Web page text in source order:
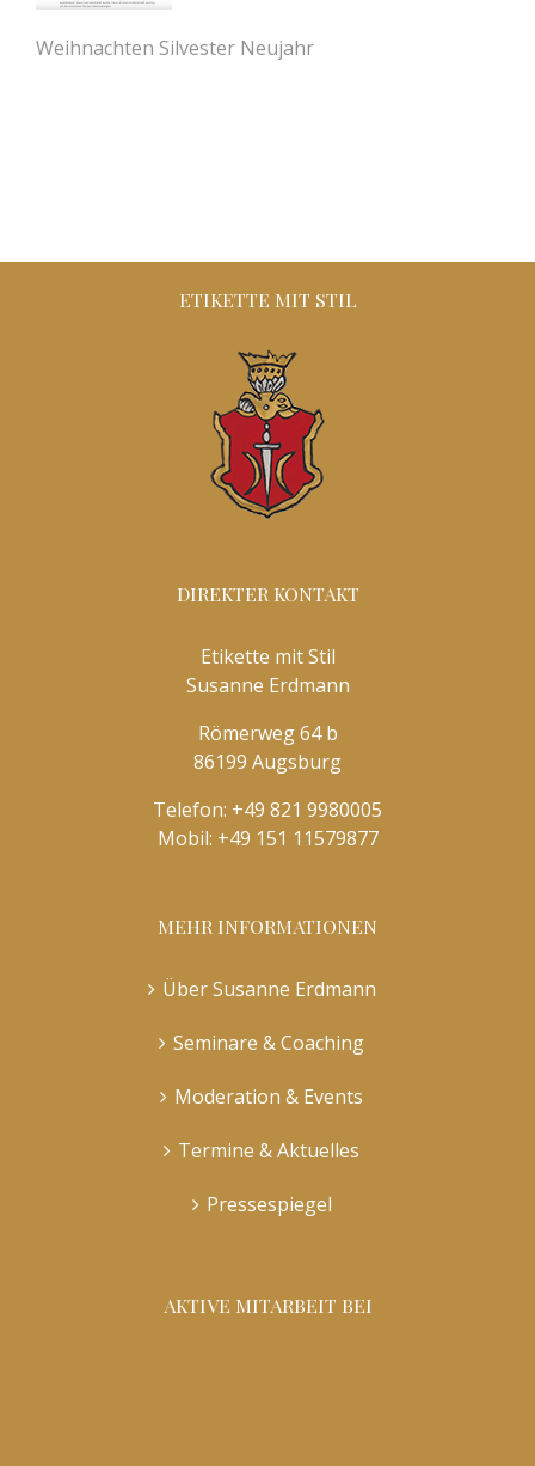
Weihnachten Silvester Neujahr
ETIKETTE MIT STIL
DIREKTER KONTAKT
Etikette mit Stil
Susanne Erdmann
Römerweg 64 b
86199 Augsburg
Telefon: +49 821 9980005
Mobil: +49 151 11579877
MEHR INFORMATIONEN
Über Susanne Erdmann
Seminare & Coaching
Moderation & Events
Termine & Aktuelles
Pressespiegel
AKTIVE MITARBEIT BEI